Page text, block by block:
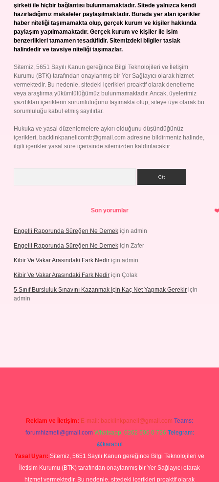
şirketi ile hiçbir bağlantısı bulunmamaktadır. Sitede yalnızca kendi
hazırladığımız makaleler paylaşılmaktadır. Burada yer alan içerikler
haber niteliği taşımamakta olup, gerçek kurum ve kişiler hakkında
paylaşım yapılmamaktadır. Gerçek kurum ve kişiler ile isim
benzerlikleri tamamen tesadüfidir. Sitemizdeki bilgiler taslak
halindedir ve tavsiye niteliği taşımazlar.
Sitemiz, 5651 Sayılı Kanun gereğince Bilgi Teknolojileri ve İletişim
Kurumu (BTK) tarafından onaylanmış bir Yer Sağlayıcı olarak hizmet
vermektedir. Bu nedenle, sitedeki içerikleri proaktif olarak denetleme
veya araştırma yükümlülüğümüz bulunmamaktadır. Ancak, üyelerimiz
yazdıkları içeriklerin sorumluluğunu taşımakta olup, siteye üye olarak bu
sorumluluğu kabul etmiş sayılırlar.
Hukuka ve yasal düzenlemelere aykırı olduğunu düşündüğünüz
içerikleri, backlinkpanelicomtr@gmail.com adresine bildirmeniz halinde,
ilgili içerikler yasal süre içerisinde sitemizden kaldırılacaktır.
Son yorumlar
Engelli Raporunda Süreğen Ne Demek için admin
Engelli Raporunda Süreğen Ne Demek için Zafer
Kibir Ve Vakar Arasındaki Fark Nedir için admin
Kibir Ve Vakar Arasındaki Fark Nedir için Çolak
5 Sınıf Bursluluk Sınavını Kazanmak Için Kaç Net Yapmak Gerekir için
admin
Reklam ve İletişim: E-mail: backlinkpaneli@gmail.com Teams:
forumhizmeti@gmail.com Whatsapp: 0262 606 0 726 Telegram:
@karabul
Yasal Uyarı: Sitemiz, 5651 Sayılı Kanun gereğince Bilgi Teknolojileri ve
İletişim Kurumu (BTK) tarafından onaylanmış bir Yer Sağlayıcı olarak
hizmet vermektedir. Bu nedenle, sitedeki içerikleri proaktif olarak